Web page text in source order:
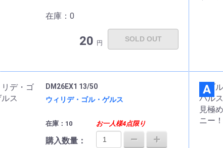
在庫：0
20 円 SOLD OUT
DM26EX1 13/50
ウィリデ・ゴル・ゲルス
在庫：10 お一人様4点限り
購入数量：
A